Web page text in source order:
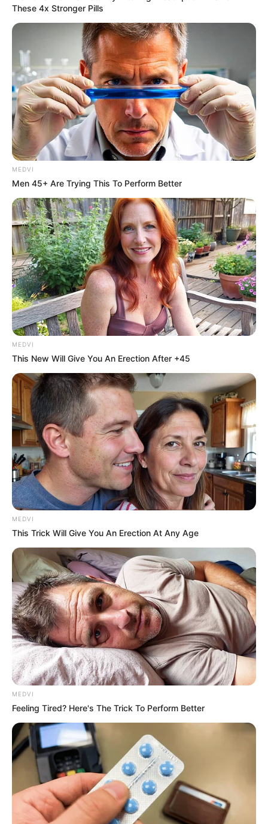
These 4x Stronger Pills
MEDVI
Men 45+ Are Trying This To Perform Better
MEDVI
This New Will Give You An Erection After +45
MEDVI
This Trick Will Give You An Erection At Any Age
MEDVI
Feeling Tired? Here's The Trick To Perform Better